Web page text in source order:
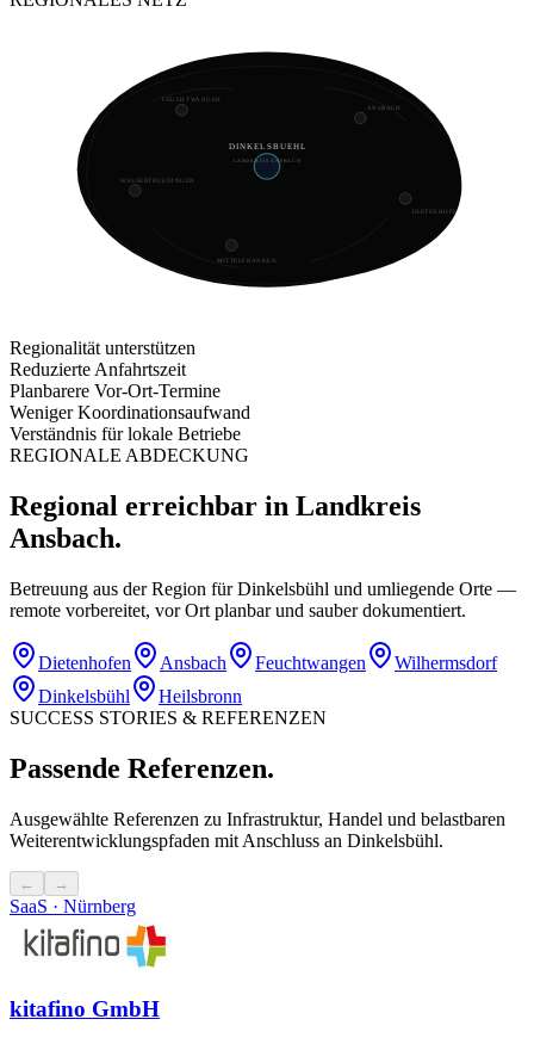
DINKELSBUEHL
LANDKREIS ANSBACH
FEUCHTWANGEN
ANSBACH
DIETENHOFEN
MITTELFRANKEN
WASSERTRUEDINGEN
Regionalität unterstützen
Reduzierte Anfahrtszeit
Planbarere Vor-Ort-Termine
Weniger Koordinationsaufwand
Verständnis für lokale Betriebe
REGIONALE ABDECKUNG
Regional erreichbar in Landkreis
Ansbach.
Betreuung aus der Region für Dinkelsbühl und umliegende Orte —
remote vorbereitet, vor Ort planbar und sauber dokumentiert.
Dietenhofen Ansbach Feuchtwangen
Wilhermsdorf
Dinkelsbühl
Heilsbronn
SUCCESS STORIES & REFERENZEN
Passende Referenzen.
Ausgewählte Referenzen zu Infrastruktur, Handel und belastbaren
Weiterentwicklungspfaden mit Anschluss an Dinkelsbühl.
← →
SaaS · Nürnberg
kitafino GmbH